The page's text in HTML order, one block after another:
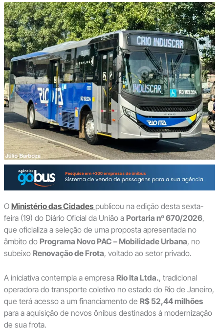
O Ministério das Cidades publicou na edição desta sexta-
feira (19) do Diário Oficial da União a Portaria nº 670/2026,
que oficializa a seleção de uma proposta apresentada no
âmbito do Programa Novo PAC – Mobilidade Urbana, no
subeixo Renovação de Frota, voltado ao setor privado.
A iniciativa contempla a empresa Rio Ita Ltda., tradicional
operadora do transporte coletivo no estado do Rio de Janeiro,
que terá acesso a um financiamento de R$ 52,44 milhões
para a aquisição de novos ônibus destinados à modernização
de sua frota.